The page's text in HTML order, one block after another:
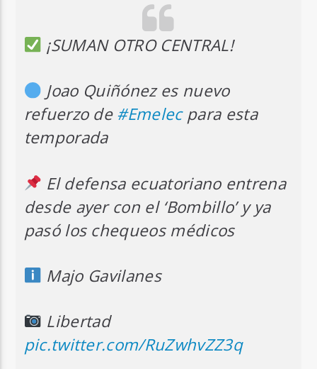
¡SUMAN OTRO CENTRAL!
Joao Quiñónez es nuevo
refuerzo de #Emelecpara esta
temporada
El defensa ecuatoriano entrena
desde ayer con el ‘Bombillo’ y ya
pasó los chequeos médicos
Majo Gavilanes
Libertad
pic.twitter.com/RuZwhvZZ3q